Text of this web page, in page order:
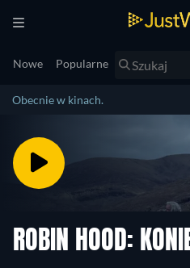
Nowe Popularne
Obecnie w kinach.
ROBIN HOOD: